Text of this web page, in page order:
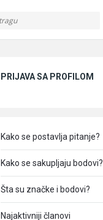
PRIJAVA SA PROFILOM
Kako se postavlja pitanje?
Kako se sakupljaju bodovi?
Šta su značke i bodovi?
Najaktivniji članovi